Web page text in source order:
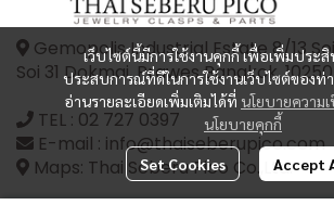
เว็บไซต์นี้มีการใช้งานคุกกี้ เพื่อเพิ่มประ
ประสบการณ์ที่ดีในการใช้งานเว็บไซต์ของท่
อ่านรายละเอียดเพิ่มเติมได้ที่ นโยบายความ
นโยบายคุกกี้
Set Cookies Accept
Gemopolis Industrial Estate 8/13
Soi 31 Dokmai, Prawes Bangkok,
TEL : 02 727 0397
E-mail : info@thaiseberupico.com
Maps: Thai Seberu Pico Co.,Ltd.